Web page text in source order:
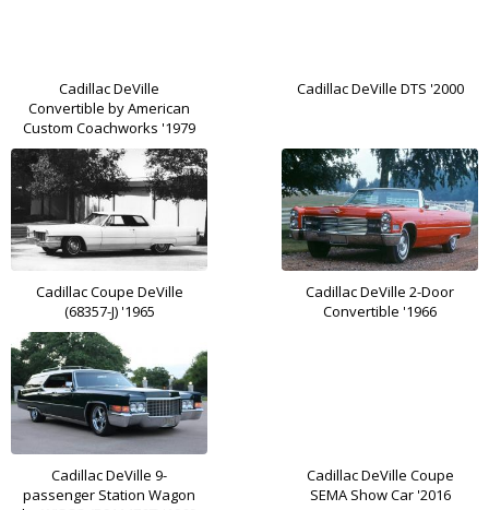
Cadillac DeVille
Convertible by American
Custom Coachworks '1979
Cadillac DeVille DTS '2000
Cadillac Coupe DeVille
(68357-J) '1965
Cadillac DeVille 2-Door
Convertible '1966
Cadillac DeVille 9-
passenger Station Wagon
Cadillac DeVille Coupe
SEMA Show Car '2016